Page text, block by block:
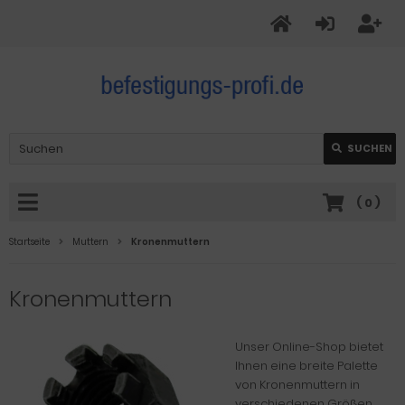
SUCHEN
( 0 )
Startseite Muttern Kronenmuttern
Kronenmuttern
Unser Online-Shop bietet
Ihnen eine breite Palette
von Kronenmuttern in